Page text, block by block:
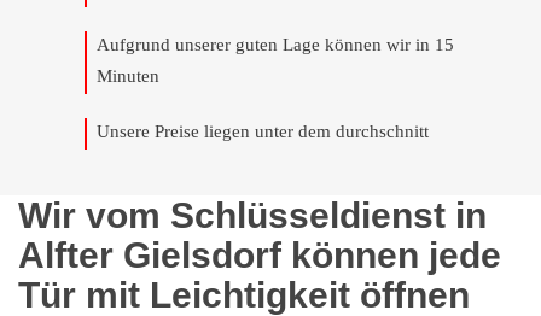
Aufgrund unserer guten Lage können wir in 15
Minuten
Unsere Preise liegen unter dem durchschnitt
Wir vom Schlüsseldienst in
Alfter Gielsdorf können jede
Tür mit Leichtigkeit öffnen